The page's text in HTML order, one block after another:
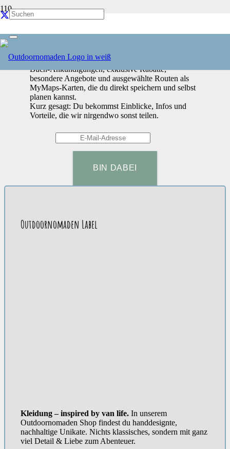
Werde Teil unserer Outdoornomaden-Community!
Wir teilen Dinge zuerst hier mit unserer Community:
Buch-Ankündigungen, exklusive Rabatte,
besondere Angebote und ausgewählte Routen als
MyMaps-Karten, die du direkt speichern und selbst
planen kannst.
Kurz gesagt: Du bekommst Einblicke, Infos und
Vorteile, die wir nirgendwo sonst teilen.
Outdoornomaden Label
Kleidung – inspired by van life. In unserem
Outdoornomaden Shop findest du handdesignte,
nachhaltige Unikate. Nichts klassisches, sondern mit ganz
viel Detail & Liebe zum Abenteuer.